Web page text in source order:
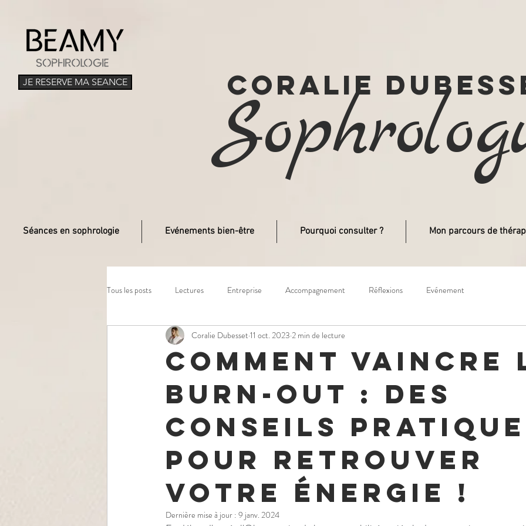
JE RESERVE MA SEANCE Coralie
Séances en sophrologie Evénements bien-être Pourquoi consulter ? Mon parcours de
Tous les posts Lectures Entreprise Accompagnement Réflexions Evénement
Comment vaincre
burn-out : des
conseils
pour retrouver
votre énergie !
Coralie Dubesset 11 oct. 2023 2 min de lecture
Dernière mise à jour : 9 janv. 2024